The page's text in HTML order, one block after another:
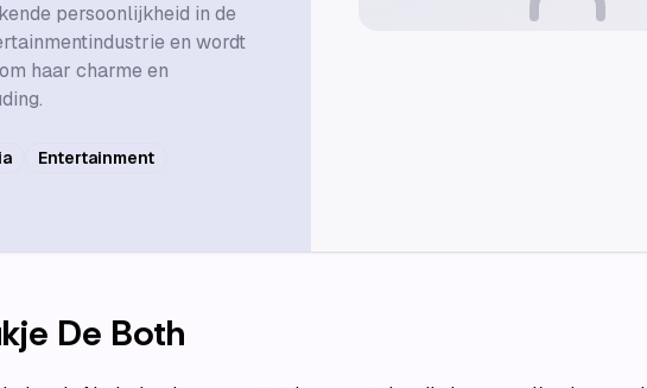
persoonlijkheid in de
en wordt
haar charme en
Entertainment
De Both